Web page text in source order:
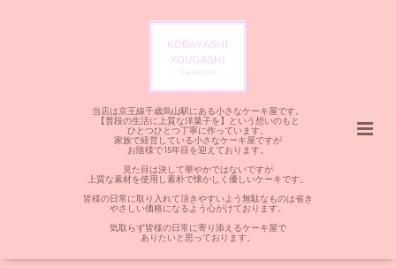
当店は京王線千歳烏山駅にある小さなケーキ屋です。
【普段の生活に上質な洋菓子を】という想いのもと
ひとつひとつ丁寧に作っています。
家族で経営している小さなケーキ屋ですが
お陰様で15年目を迎えております。
見た目は決して華やかではないですが
上質な素材を使用し素朴で懐かしく優しいケーキです。
皆様の日常に取り入れて頂きやすいよう無駄なものは省き
やさしい価格になるよう心がけております。
気取らず皆様の日常に寄り添えるケーキ屋で
ありたいと思っております。